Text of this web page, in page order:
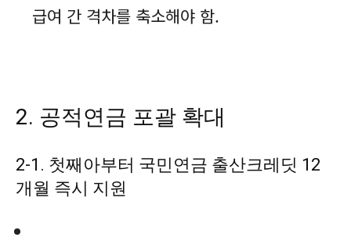
급여 간 격차를 축소해야 함.
2. 공적연금 포괄 확대
2-1. 첫째아부터 국민연금 출산크레딧 12
개월 즉시 지원